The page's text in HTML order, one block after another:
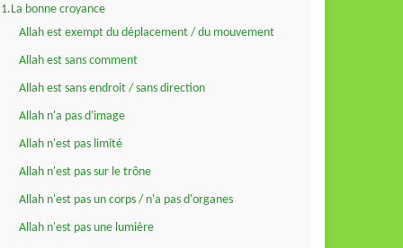
1.La bonne croyance
Allah est exempt du déplacement / du mouvement
Allah est sans comment
Allah est sans endroit / sans direction
Allah n'a pas d'image
Allah n'est pas limité
Allah n'est pas sur le trône
Allah n'est pas un corps / n'a pas d'organes
Allah n'est pas une lumière